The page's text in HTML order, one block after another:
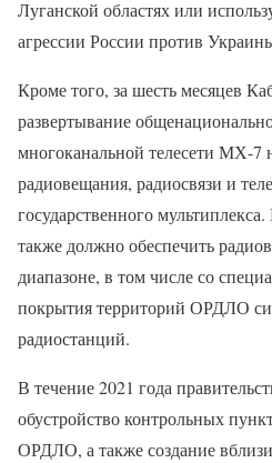
Луганской областях или
агрессии России против
Кроме того, за шесть месяцев
развертывание
многоканальной телесети МХ-7
радиовещания, радиосвязи и
государственного
также должно обеспечить
диапазоне, в том числе со
покрытия территорий ОРДЛО
радиостанций.
В течение 2021 года
обустройство контрольных
ОРДЛО, а также создание